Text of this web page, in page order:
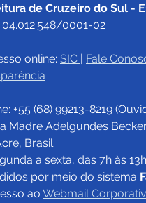
de Cruzeiro do
em celebração
da Terra
Campina Katukina
de Cruzeiro do Sul -
04.012.548/0001-02
online: SIC | Fale
+55 (68) 99213-8219
Madre Adelgundes
Brasil.
a sexta, das 7h às
por meio do sistema
ao Webmail